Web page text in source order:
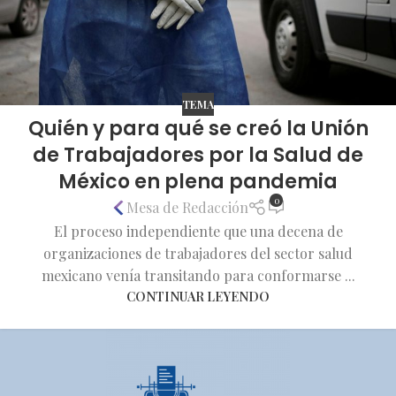
TEMA
Quién y para qué se creó la Unión
de Trabajadores por la Salud de
México en plena pandemia
Mesa de Redacción 0
El proceso independiente que una decena de
organizaciones de trabajadores del sector salud
mexicano venía transitando para conformarse ...
CONTINUAR LEYENDO